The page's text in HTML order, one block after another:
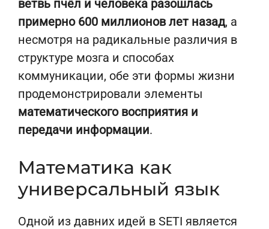
ветвь пчёл и человека разошлась
примерно 600 миллионов лет назад, а
несмотря на радикальные различия в
структуре мозга и способах
коммуникации, обе эти формы жизни
продемонстрировали элементы
математического восприятия и
передачи информации.
Математика как
универсальный язык
Одной из давних идей в SETI является